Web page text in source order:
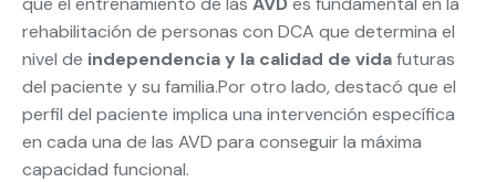
rehabilitación de personas con DCA que determina el
nivel de independencia y la calidad de vidafuturas
del paciente y su familia.Por otro lado, destacó que el
perfil del paciente implica una intervención específica
en cada una de las AVD para conseguir la máxima
capacidad funcional.